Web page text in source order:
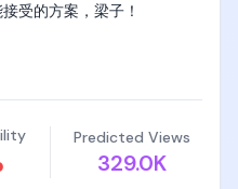
的时候不是那种发消息石
。
受的方案，梁子！
Predicted Views
329.0K